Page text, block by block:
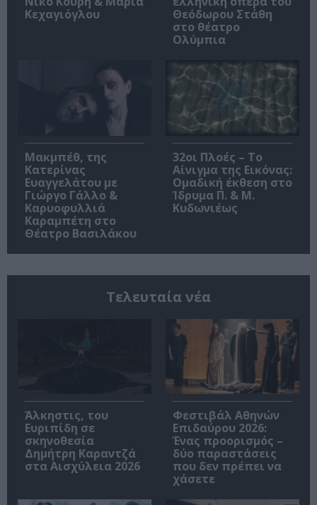
Κεχαγιόγλου
Θεόδωρου Στάθη
στο θέατρο
Ολύμπια
Μακμπέθ, της
Κατερίνας
Ευαγγελάτου με
Γιώργο Γάλλο &
Καρυοφυλλιά
Καραμπέτη στο
Θέατρο Βασιλάκου
32οι Πλοές – Το
Αίνιγμα της Εικόνας:
Ομαδική έκθεση στο
Ίδρυμα Π. & Μ.
Κυδωνιέως
Τελευταία νέα
Άλκηστις, του
Ευριπίδη σε
σκηνοθεσία
Δημήτρη Καραντζά
στα Αισχύλεια 2026
Φεστιβάλ Αθηνών
Επιδαύρου 2026:
Ένας προορισμός –
δύο παραστάσεις
που δεν πρέπει να
χάσετε